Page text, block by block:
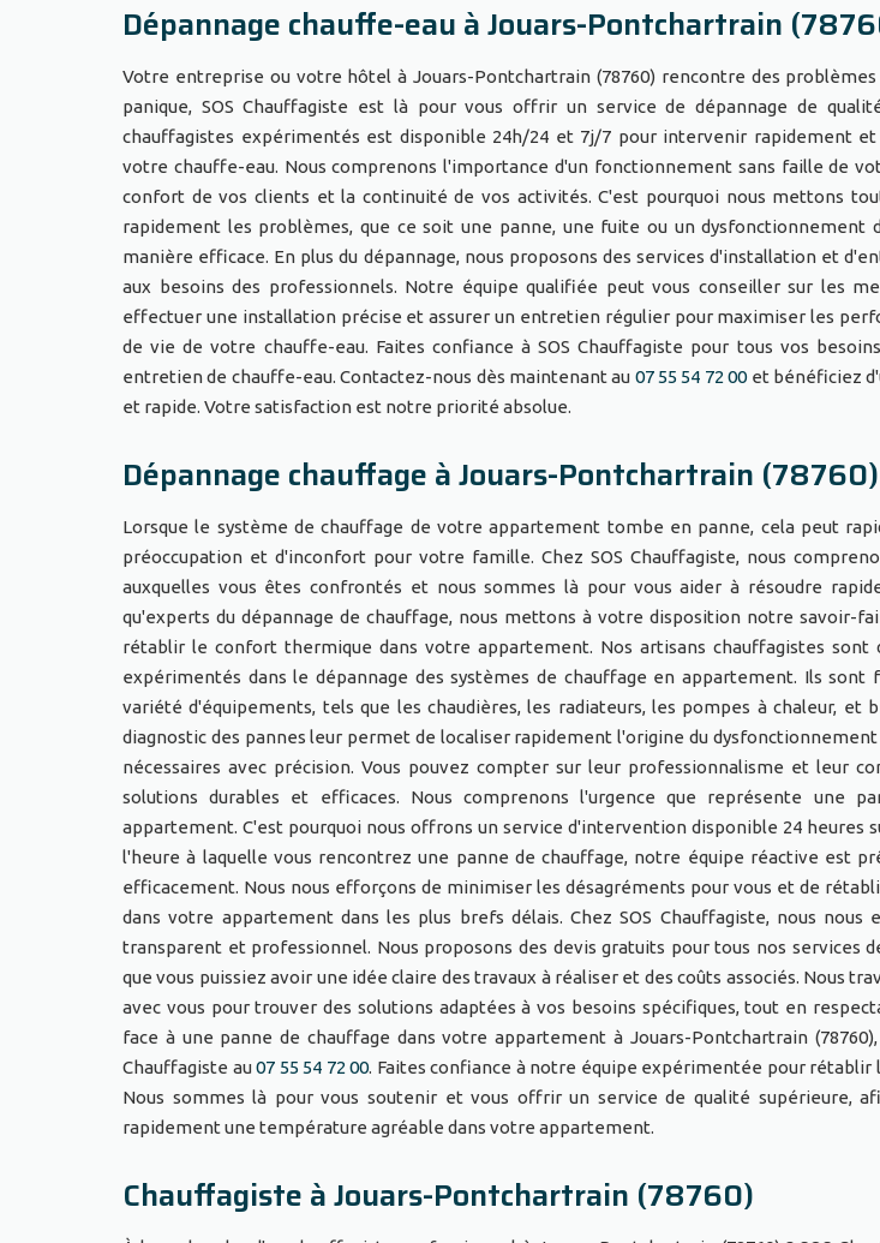
Dépannage chauffe-eau à Jouars-Pontchartrain
Votre entreprise ou votre hôtel à Jouars-Pontchartrain (78760) rencontre des problèmes
panique, SOS Chauffagiste est là pour vous offrir un service de dépannage de
chauffagistes expérimentés est disponible 24h/24 et 7j/7 pour intervenir rapidement
votre chauffe-eau. Nous comprenons l'importance d'un fonctionnement sans faille de
confort de vos clients et la continuité de vos activités. C'est pourquoi nous mettons
rapidement les problèmes, que ce soit une panne, une fuite ou un dysfonctionnement
manière efficace. En plus du dépannage, nous proposons des services d'installation et
aux besoins des professionnels. Notre équipe qualifiée peut vous conseiller sur les
effectuer une installation précise et assurer un entretien régulier pour maximiser les
de vie de votre chauffe-eau. Faites confiance à SOS Chauffagiste pour tous vos
entretien de chauffe-eau. Contactez-nous dès maintenant au 07 55 54 72 00et bénéficiez
et rapide. Votre satisfaction est notre priorité absolue.
Dépannage chauffage à Jouars-Pontchartrain (78760)
Lorsque le système de chauffage de votre appartement tombe en panne, cela peut
préoccupation et d'inconfort pour votre famille. Chez SOS Chauffagiste, nous
auxquelles vous êtes confrontés et nous sommes là pour vous aider à résoudre
qu'experts du dépannage de chauffage, nous mettons à votre disposition notre savoir-
rétablir le confort thermique dans votre appartement. Nos artisans chauffagistes sont
expérimentés dans le dépannage des systèmes de chauffage en appartement. Ils
variété d'équipements, tels que les chaudières, les radiateurs, les pompes à chaleur, et
diagnostic des pannes leur permet de localiser rapidement l'origine du
nécessaires avec précision. Vous pouvez compter sur leur professionnalisme et leur
solutions durables et efficaces. Nous comprenons l'urgence que représente une
appartement. C'est pourquoi nous offrons un service d'intervention disponible 24 heures
l'heure à laquelle vous rencontrez une panne de chauffage, notre équipe réactive est
efficacement. Nous nous efforçons de minimiser les désagréments pour vous et de
dans votre appartement dans les plus brefs délais. Chez SOS Chauffagiste, nous nous
transparent et professionnel. Nous proposons des devis gratuits pour tous nos services
que vous puissiez avoir une idée claire des travaux à réaliser et des coûts associés. Nous
avec vous pour trouver des solutions adaptées à vos besoins spécifiques, tout en
face à une panne de chauffage dans votre appartement à Jouars-Pontchartrain
Chauffagiste au07 55 54 72 00. Faites confiance à notre équipe expérimentée pour
Nous sommes là pour vous soutenir et vous offrir un service de qualité supérieure,
rapidement une température agréable dans votre appartement.
Chauffagiste à Jouars-Pontchartrain (78760)